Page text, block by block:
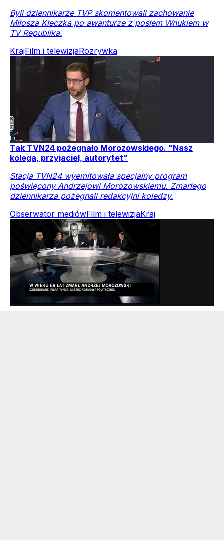
Byli dziennikarze TVP skomentowali zachowanie
Miłosza Kłeczka po awanturze z posłem Wnukiem w
TV Republika.
KrajFilm i telewizjaRozrywka
Tak TVN24 pożegnało Morozowskiego. "Nasz
kolega, przyjaciel, autorytet"
Stacja TVN24 wyemitowała specjalny program
poświęcony Andrzejowi Morozowskiemu. Zmarłego
dziennikarza pożegnali redakcyjni koledzy.
Obserwator mediówFilm i telewizjaKraj